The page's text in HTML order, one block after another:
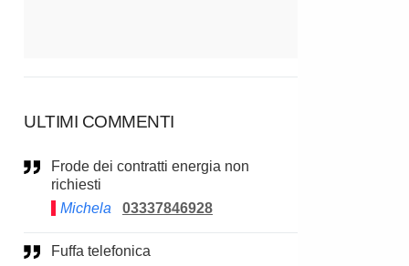
ULTIMI COMMENTI
Frode dei contratti energia non
richiesti
Michela
03337846928
Fuffa telefonica